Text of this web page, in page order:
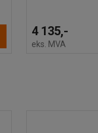
4 135,-
eks. MVA